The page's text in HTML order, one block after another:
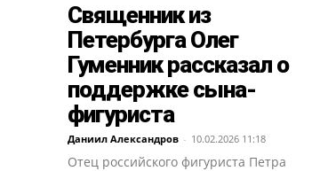
Священник из
Петербурга Олег
Гуменник рассказал о
поддержке сына-
фигуриста
Даниил Александров - 10.02.2026 11:18
Отец российского фигуриста Петра